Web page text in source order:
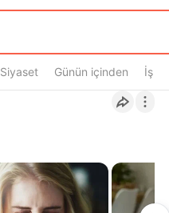
Siyaset Günün içinden İş